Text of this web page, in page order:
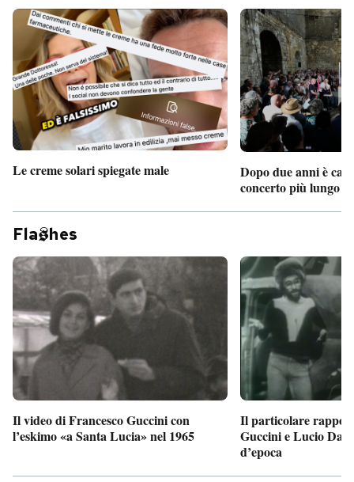
Le creme solari spiegate male
Dopo due anni è
concerto più lungo
Fla hes
Il video di Francesco Guccini con
l’eskimo «a Santa Lucia» nel 1965
Il particolare
Guccini e Lucio
d’epoca